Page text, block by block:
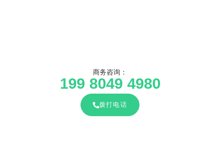
商务咨询：
199 8049 4980
拨打电话